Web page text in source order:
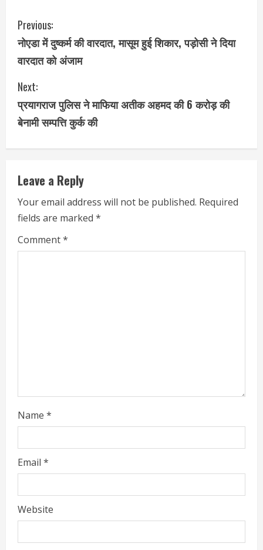
C
o
n
t
i
n
u
e
R
e
Previous:
नोएडा में दुष्‍कर्म की वारदात, मासूम हुई शिकार, पड़ोसी ने दिया
वारदात को अंजाम
Next:
प्रयागराज पुलिस ने माफिया अतीक अहमद की 6 करोड़ की
बेनामी सम्पत्ति कुर्क की
Leave a Reply
Your email address will not be published. Required
fields are marked *
Comment*
Name *
Email *
Website